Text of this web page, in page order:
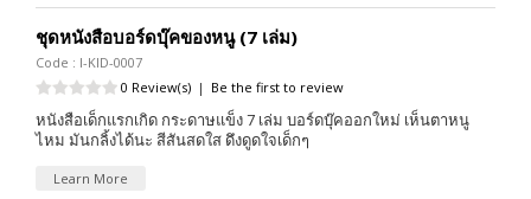
ชุดหนังสือบอร์ดบุ๊คของหนู (7 เล่ม)
Code : I-KID-0007
0 Review(s) | Be the first to review
หนังสือเด็กแรกเกิด กระดาษแข็ง 7 เล่ม บอร์ดบุ๊คออกใหม่ เห็นตาหนู
ไหม มันกลิ้งได้นะ สีสันสดใส ดึงดูดใจเด็กๆ
Learn More